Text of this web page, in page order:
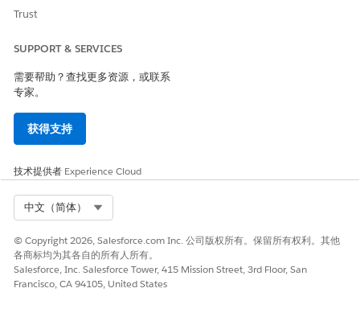
不可信网络的大量用户流量，在这些网络中，拦截简单授权代码的
低风险
如果应用程序已经使用代码交换验证密钥 (PKCE) 扩展，以向标准授
权代码流添加额外的保护层。
业务和集成注意事项
实施此流需要开发人员更新他们的应用程序逻辑，以便同时处理用
建议的补救措施
转到外部客户端应用程序的 OAuth 设置，并选中复选框，以打开授
权代码和凭据流。
Trust
SUPPORT & SERVICES
需要帮助？查找更多资源，或联系
专家。
获得支持
技术提供者 Experience Cloud
中文（简体）
© Copyright 2026, Salesforce.com Inc. 公司版权所有。保留所有权利。其他
各商标均为其各自的所有人所有。
Salesforce, Inc. Salesforce Tower, 415 Mission Street, 3rd Floor, San
Francisco, CA 94105, United States